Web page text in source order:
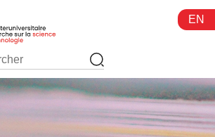
EN